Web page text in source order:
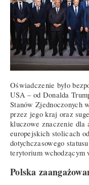
Oświadczenie było
USA – od Donalda
Stanów Zjednoczonych
przez jego kraj oraz
kluczowe znaczenie dla
europejskich stolicach
dotychczasowego
terytorium wchodzącym
Polska